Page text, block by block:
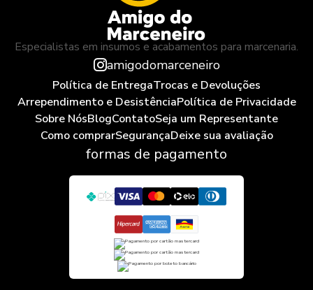
Especialistas em insumos e acabamentos para marcenaria.
amigodomarceneiro
Política de EntregaTrocas e Devoluções
Arrependimento e DesistênciaPolítica de Privacidade
Sobre NósBlogContatoSeja um Representante
Como comprarSegurançaDeixe sua avaliação
formas de pagamento